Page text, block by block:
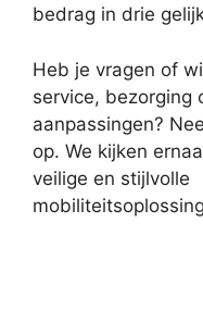
bedrag in drie
Heb je vragen of
service, bezorging
aanpassingen?
op. We kijken
veilige en stijlvolle